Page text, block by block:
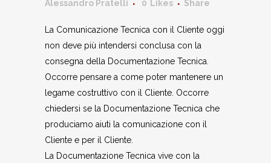
Alessandro Pratelli
0 Likes Share
La Comunicazione Tecnica con il Cliente oggi
non deve più intendersi conclusa con la
consegna della Documentazione Tecnica.
Occorre pensare a come poter mantenere un
legame costruttivo con il Cliente. Occorre
chiedersi se la Documentazione Tecnica che
produciamo aiuti la comunicazione con il
Cliente e per il Cliente.
La Documentazione Tecnica vive con la